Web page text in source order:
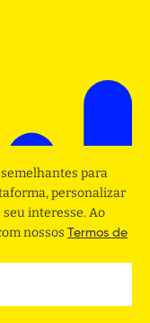
para
personalizar
interesse. Ao
nossos Termos de